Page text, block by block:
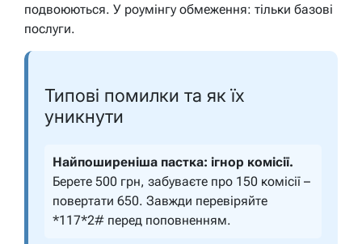
подвоюються. У роумінгу обмеження: тільки базові
послуги.
Типові помилки та як їх
уникнути
Найпоширеніша пастка: ігнор комісії.
Берете 500 грн, забуваєте про 150 комісії –
повертати 650. Завжди перевіряйте
*117*2# перед поповненням.